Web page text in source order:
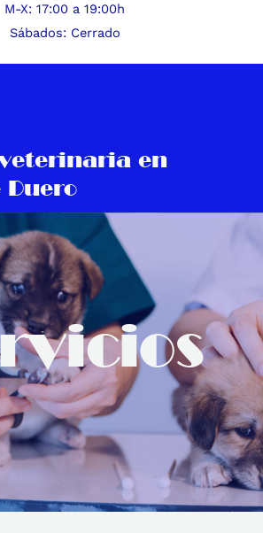
M-X: 17:00 a 19:00h
Sábados: Cerrado
en